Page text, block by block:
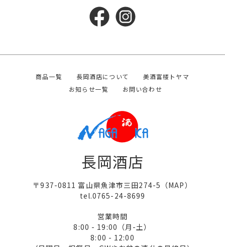
商品一覧 長岡酒店について
美酒富楼トヤマ
お知らせ一覧
お問い合わせ
長岡酒店
〒937-0811 富山県魚津市三田274-5（MAP）
tel.0765-24-8699
営業時間
8:00 - 19:00（月-土）
8:00 - 12:00